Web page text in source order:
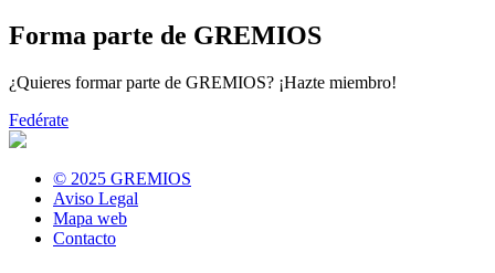
Forma parte de GREMIOS
¿Quieres formar parte de GREMIOS? ¡Hazte miembro!
Fedérate
© 2025 GREMIOS
Aviso Legal
Mapa web
Contacto